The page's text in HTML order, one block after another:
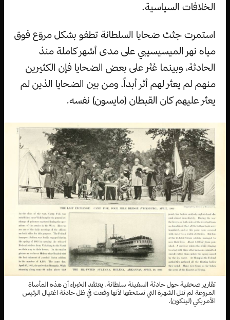
الخلافات السياسية.
استمرت جثث ضحايا السلطانة تطفو بشكل مروّع فوق
مياه نهر الميسيسيبي على مدى أشهر كاملة منذ
الحادثة، وبينما عُثر على بعض الضحايا فإن الكثيرين
منهم لم يعثر لهم أثر أبداً، ومن بين الضحايا الذين لم
يعثر عليهم كان القبطان (مايسون) نفسه.
تقارير صحفية حول حادثة السفينة سلطانة. يعتقد الخبراء أن هذه المأساة
المروعة لم تنل الشهرة التي تستحقها لأنها وقعت في ظل حادثة اغتيال الرئيس
الأمريكي (لينكون).